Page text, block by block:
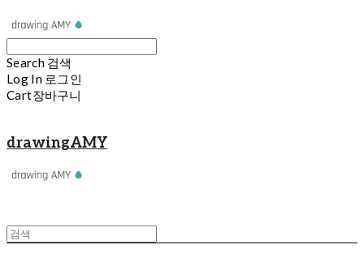
Search 검색
Log In 로그인
Cart장바구니
drawingAMY